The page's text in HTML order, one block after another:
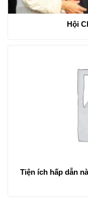
Hội
Tiện ích hấp dẫn